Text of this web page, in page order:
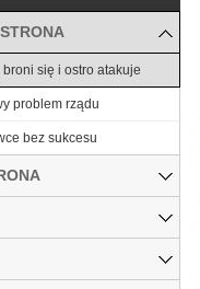
się i ostro atakuje
problem rządu
bez sukcesu